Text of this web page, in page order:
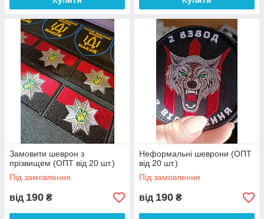
Замовити шеврон з
прізвищем (ОПТ від 20 шт.)
Під замовлення
від 190 ₴
Неформальні шеврони (ОПТ
від 20 шт.)
Під замовлення
від 190 ₴